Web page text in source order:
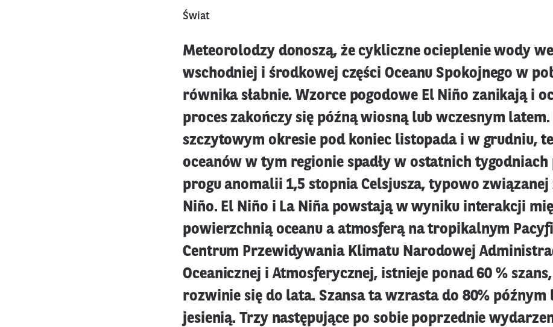
Świat
Meteorolodzy donoszą, że cykliczne ocieplenie wody we
wschodniej i środkowej części Oceanu Spokojnego w
równika słabnie. Wzorce pogodowe El Niño zanikają i
proces zakończy się późną wiosną lub wczesnym latem.
szczytowym okresie pod koniec listopada i w grudniu,
oceanów w tym regionie spadły w ostatnich tygodniach
progu anomalii 1,5 stopnia Celsjusza, typowo związanej
Niño. El Niño i La Niña powstają w wyniku interakcji
powierzchnią oceanu a atmosferą na tropikalnym
Centrum Przewidywania Klimatu Narodowej
Oceanicznej i Atmosferycznej, istnieje ponad 60 %
rozwinie się do lata. Szansa ta wzrasta do 80% późnym
jesienią. Trzy następujące po sobie poprzednie